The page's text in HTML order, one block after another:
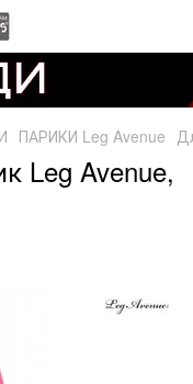
ПАРИКИ Leg Avenue
Leg Avenue,